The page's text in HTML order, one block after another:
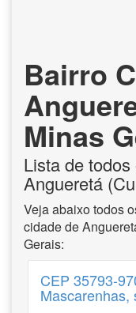
Bairro
Minas
Lista de
Angueretá
Veja abaixo todos
cidade de
Gerais:
CEP 35793-
Mascarenhas,